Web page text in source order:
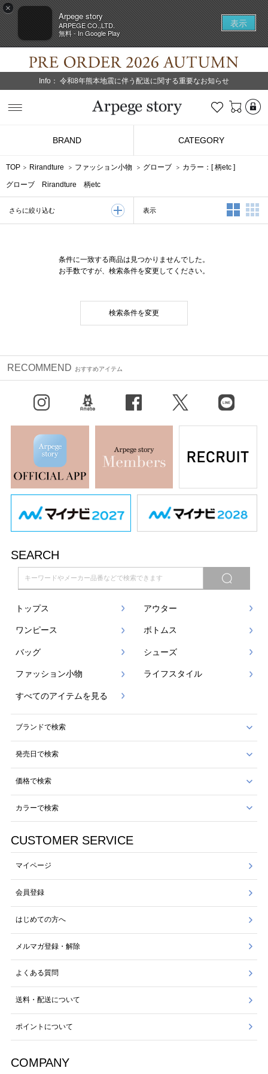
×
Arpege story
ARPEGE CO.,LTD.
無料 - In Google Play
表示
Info： 令和8年熊本地震に伴う配送に関する重要なお知らせ
お気に入り
BRAND CATEGORY
TOP Rirandture ファッション小物 グローブ カラー：[柄etc ]
グローブ Rirandture 柄etc
さらに絞り込む 表示 2列表示
条件に一致する商品は見つかりませんでした。
お手数ですが、検索条件を変更してください。
検索条件を変更
RECOMMEND おすすめアイテム
X（旧Twitter） LINE
SEARCH
トップス アウター
ワンピース ボトムス
バッグ シューズ
ファッション小物 ライフスタイル
すべてのアイテムを見る
ブランドで検索
発売日で検索
価格で検索
カラーで検索
CUSTOMER SERVICE
マイページ
会員登録
はじめての方へ
メルマガ登録・解除
よくある質問
送料・配送について
ポイントについて
COMPANY